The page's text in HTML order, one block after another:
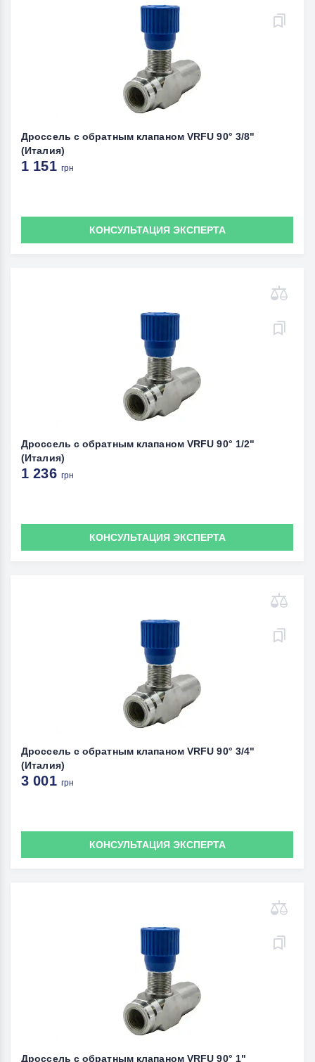
Дроссель с обратным клапаном VRFU 90° 3/8"
(Италия)
1 151 грн
КОНСУЛЬТАЦИЯ ЭКСПЕРТА
Дроссель с обратным клапаном VRFU 90° 1/2"
(Италия)
1 236 грн
КОНСУЛЬТАЦИЯ ЭКСПЕРТА
Дроссель с обратным клапаном VRFU 90° 3/4"
(Италия)
3 001 грн
КОНСУЛЬТАЦИЯ ЭКСПЕРТА
Дроссель с обратным клапаном VRFU 90° 1"